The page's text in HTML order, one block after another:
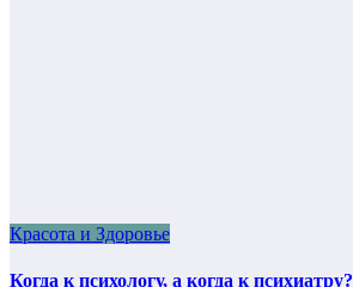
Красота и Здоровье
Когда к психологу, а когда к психиатру?